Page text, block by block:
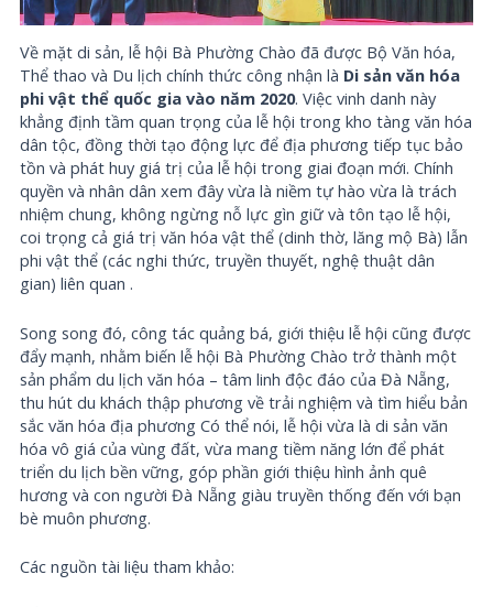
Về mặt di sản, lễ hội Bà Phường Chào đã được Bộ Văn hóa,
Thể thao và Du lịch chính thức công nhận là Di sản văn hóa
phi vật thể quốc gia vào năm 2020. Việc vinh danh này
khẳng định tầm quan trọng của lễ hội trong kho tàng văn hóa
dân tộc, đồng thời tạo động lực để địa phương tiếp tục bảo
tồn và phát huy giá trị của lễ hội trong giai đoạn mới. Chính
quyền và nhân dân xem đây vừa là niềm tự hào vừa là trách
nhiệm chung, không ngừng nỗ lực gìn giữ và tôn tạo lễ hội,
coi trọng cả giá trị văn hóa vật thể (dinh thờ, lăng mộ Bà) lẫn
phi vật thể (các nghi thức, truyền thuyết, nghệ thuật dân
gian) liên quan .
Song song đó, công tác quảng bá, giới thiệu lễ hội cũng được
đẩy mạnh, nhằm biến lễ hội Bà Phường Chào trở thành một
sản phẩm du lịch văn hóa – tâm linh độc đáo của Đà Nẵng,
thu hút du khách thập phương về trải nghiệm và tìm hiểu bản
sắc văn hóa địa phương Có thể nói, lễ hội vừa là di sản văn
hóa vô giá của vùng đất, vừa mang tiềm năng lớn để phát
triển du lịch bền vững, góp phần giới thiệu hình ảnh quê
hương và con người Đà Nẵng giàu truyền thống đến với bạn
bè muôn phương.
Các nguồn tài liệu tham khảo: